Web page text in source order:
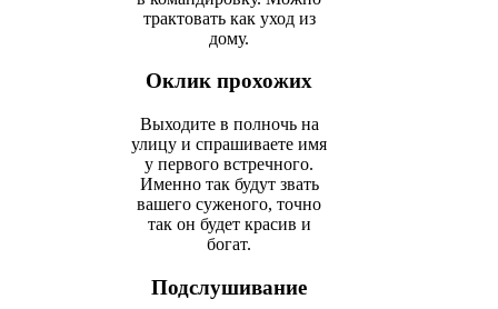
трактовать как уход из
дому.
Оклик прохожих
Выходите в полночь на
улицу и спрашиваете имя
у первого встречного.
Именно так будут звать
вашего суженого, точно
так он будет красив и
богат.
Подслушивание